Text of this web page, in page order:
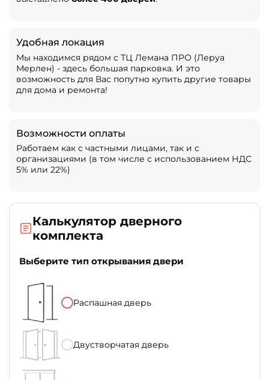
Удобная локация
Мы находимся рядом с ТЦ Лемана ПРО (Леруа
Мерлен) - здесь большая парковка. И это
возможность для Вас попутно купить другие товары
для дома и ремонта!
Возможности оплаты
Работаем как с частными лицами, так и с
организациями (в том числе с использованием НДС
5% или 22%)
Калькулятор дверного
комплекта
Выберите тип открывания двери
Распашная дверь
Двустворчатая дверь